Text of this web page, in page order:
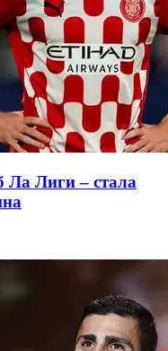
Ла Лиги – стала